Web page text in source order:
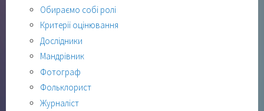
Обираємо собі ролі
Критерії оцінювання
Дослідники
Мандрівник
Фотограф
Фольклорист
Журналіст